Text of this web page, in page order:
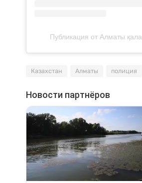
Публикация от Алматы
Казахстан Алматы полиция